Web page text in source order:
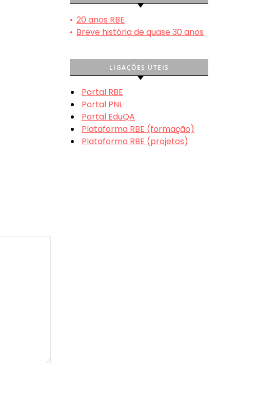
• 20 anos RBE
• Breve história de quase 30 anos
LIGAÇÕES ÚTEIS
Portal RBE
Portal PNL
Portal EduQA
Plataforma RBE (formação)
Plataforma RBE (projetos)